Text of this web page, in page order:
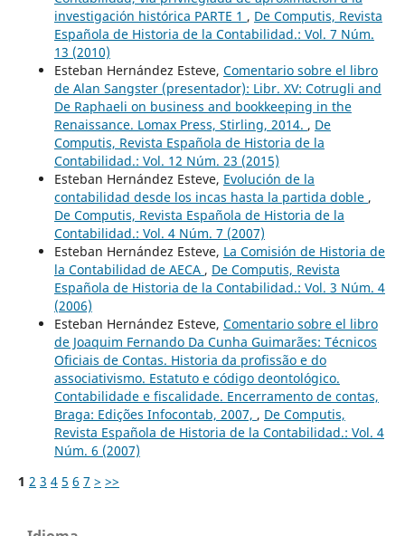
investigación histórica PARTE 1 , De Computis, Revista
Española de Historia de la Contabilidad.: Vol. 7 Núm.
13 (2010)
Esteban Hernández Esteve, Comentario sobre el libro
de Alan Sangster (presentador): Libr. XV: Cotrugli and
De Raphaeli on business and bookkeeping in the
Renaissance. Lomax Press, Stirling, 2014. , De
Computis, Revista Española de Historia de la
Contabilidad.: Vol. 12 Núm. 23 (2015)
Esteban Hernández Esteve, Evolución de la
contabilidad desde los incas hasta la partida doble ,
De Computis, Revista Española de Historia de la
Contabilidad.: Vol. 4 Núm. 7 (2007)
Esteban Hernández Esteve, La Comisión de Historia de
la Contabilidad de AECA , De Computis, Revista
Española de Historia de la Contabilidad.: Vol. 3 Núm. 4
(2006)
Esteban Hernández Esteve, Comentario sobre el libro
de Joaquim Fernando Da Cunha Guimarães: Técnicos
Oficiais de Contas. Historia da profissão e do
associativismo. Estatuto e código deontológico.
Contabilidade e fiscalidade. Encerramento de contas,
Braga: Edições Infocontab, 2007, , De Computis,
Revista Española de Historia de la Contabilidad.: Vol. 4
Núm. 6 (2007)
1 2 3 4 5 6 7 > >>